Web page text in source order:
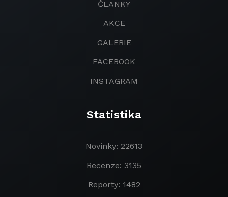
ČLANKY
AKCE
GALERIE
FACEBOOK
INSTAGRAM
Statistika
Novinky: 22613
Recenze: 3135
Reporty: 1482